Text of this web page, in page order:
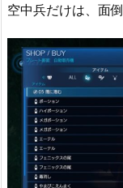
空中兵だけは、面